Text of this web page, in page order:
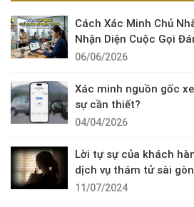
Cách Xác Minh Chủ
Nhận Diện Cuộc Gọi
06/06/2026
Xác minh nguồn gốc
sự cần thiết?
04/04/2026
Lời tự sự của khách
dịch vụ thám tử sài
11/07/2024